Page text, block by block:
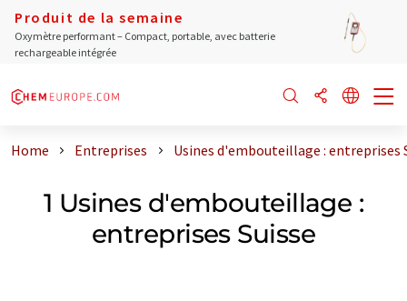
Produit de la semaine
Oxymètre performant – Compact, portable, avec batterie
rechargeable intégrée
Home Entreprises Usines d'embouteillage : entreprises
1 Usines d'embouteillage :
entreprises Suisse